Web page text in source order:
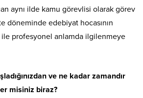
aynı ilde kamu görevlisi olarak görev
döneminde edebiyat hocasının
profesyonel anlamda ilgilenmeye
ve ne kadar zamandır
misiniz biraz?